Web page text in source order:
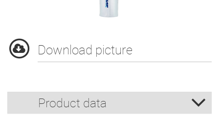
Download picture
Product data